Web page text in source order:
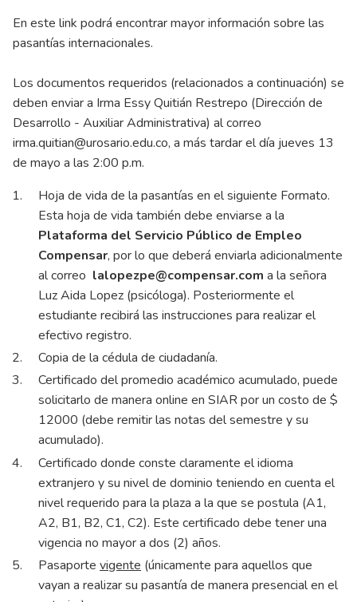
En este link podrá encontrar mayor información sobre las
pasantías internacionales.
Los documentos requeridos (relacionados a continuación) se
deben enviar a Irma Essy Quitián Restrepo (Dirección de
Desarrollo - Auxiliar Administrativa) al correo
irma.quitian@urosario.edu.co, a más tardar el día jueves 13
de mayo a las 2:00 p.m.
Hoja de vida de la pasantías en el siguiente Formato.
Esta hoja de vida también debe enviarse a la
Plataforma del Servicio Público de Empleo
Compensar, por lo que deberá enviarla adicionalmente
al correo lalopezpe@compensar.com a la señora
Luz Aida Lopez (psicóloga). Posteriormente el
estudiante recibirá las instrucciones para realizar el
efectivo registro.
Copia de la cédula de ciudadanía.
Certificado del promedio académico acumulado, puede
solicitarlo de manera online en SIAR por un costo de $
12000 (debe remitir las notas del semestre y su
acumulado).
Certificado donde conste claramente el idioma
extranjero y su nivel de dominio teniendo en cuenta el
nivel requerido para la plaza a la que se postula (A1,
A2, B1, B2, C1, C2). Este certificado debe tener una
vigencia no mayor a dos (2) años.
Pasaporte vigente (únicamente para aquellos que
vayan a realizar su pasantía de manera presencial en el